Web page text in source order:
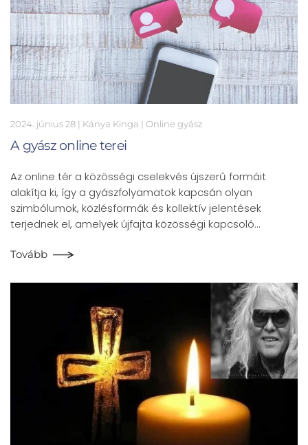
2024. június 28 | Kánya Kinga | Online gyász
A gyász online terei
Az online tér a közösségi cselekvés újszerű formáit
alakítja ki, így a gyászfolyamatok kapcsán olyan
szimbólumok, közlésformák és kollektív jelentések
terjednek el, amelyek újfajta közösségi kapcsoló…
Tovább